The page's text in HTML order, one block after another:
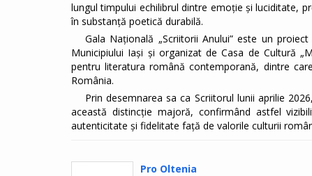
lungul timpului echilibrul dintre emoție și luciditate,
în substanță poetică durabilă.
Gala Națională „Scriitorii Anului” este un
Municipiului Iași și organizat de Casa de Cultură
pentru literatura română contemporană, dintre
România.
Prin desemnarea sa ca Scriitorul lunii aprilie
această distincție majoră, confirmând astfel
autenticitate și fidelitate față de valorile culturii
Pro Oltenia